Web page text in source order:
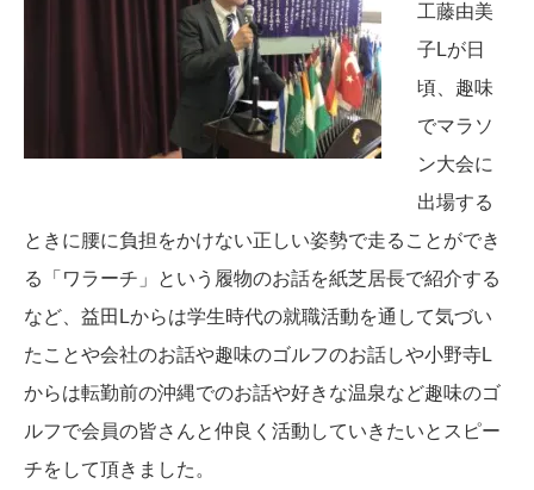
工藤由美
子Lが日
頃、趣味
でマラソ
ン大会に
出場する
ときに腰に負担をかけない正しい姿勢で走ることができ
る「ワラーチ」という履物のお話を紙芝居長で紹介する
など、益田Lからは学生時代の就職活動を通して気づい
たことや会社のお話や趣味のゴルフのお話しや小野寺L
からは転勤前の沖縄でのお話や好きな温泉など趣味のゴ
ルフで会員の皆さんと仲良く活動していきたいとスピー
チをして頂きました。